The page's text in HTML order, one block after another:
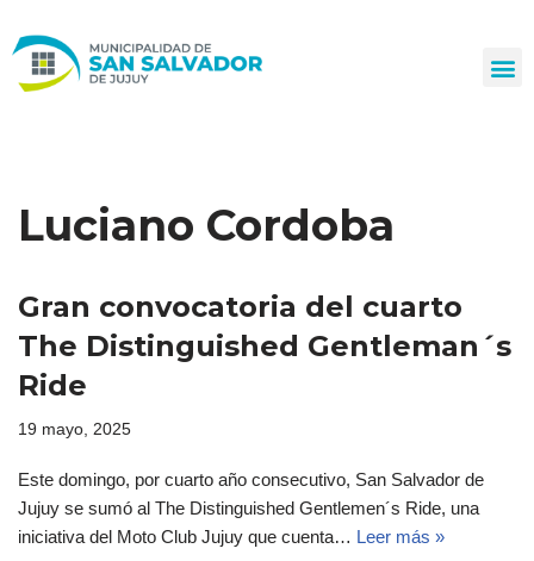
al
Luciano Cordoba
Gran convocatoria del cuarto
The Distinguished Gentleman´s
Ride
19 mayo, 2025
Este domingo, por cuarto año consecutivo, San Salvador de
Jujuy se sumó al The Distinguished Gentlemen´s Ride, una
iniciativa del Moto Club Jujuy que cuenta… Leer más »